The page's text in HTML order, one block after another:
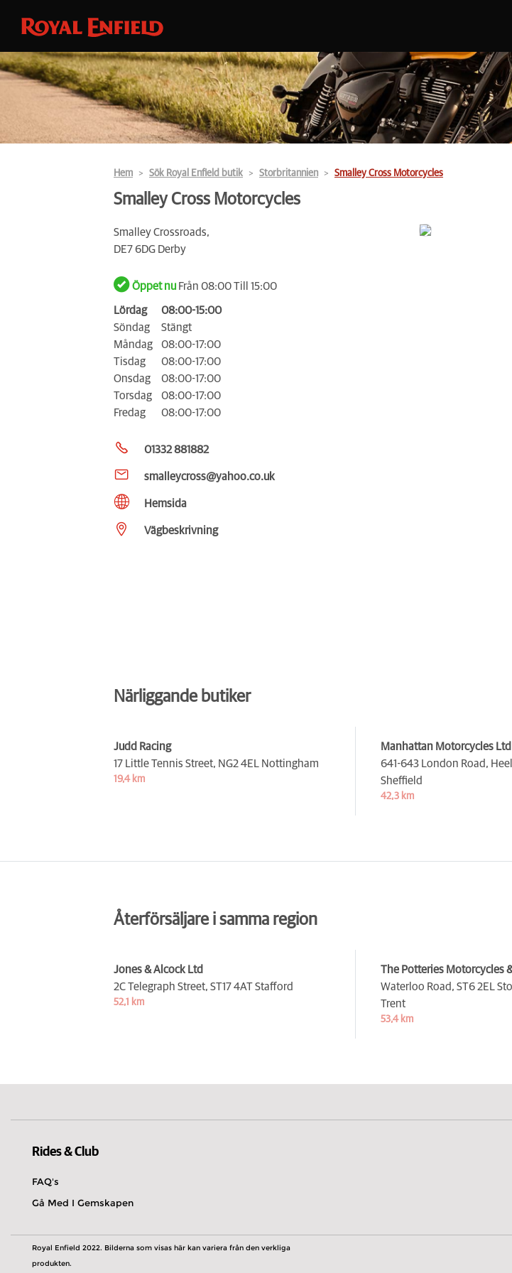
Hem Sök Royal Enfield butik Storbritannien Smalley Cross Motorcycles
Smalley Cross Motorcycles
Smalley Crossroads,
DE7 6DG Derby
Öppet nu Från 08:00 Till 15:00
Lördag
08:00-15:00
Söndag
Stängt
Måndag
08:00-17:00
Tisdag
08:00-17:00
Onsdag
08:00-17:00
Torsdag
08:00-17:00
Fredag
08:00-17:00
01332 881882
smalleycross@yahoo.co.uk
Hemsida
Vägbeskrivning
Närliggande butiker
Judd Racing
17 Little Tennis Street, NG2 4EL Nottingham
19,4 km
Manhattan Motorcycles Ltd
641-643 London Road,
Sheffield
42,3 km
Återförsäljare i samma region
Jones & Alcock Ltd
2C Telegraph Street, ST17 4AT Stafford
52,1 km
The Potteries Motorcycles
Waterloo Road, ST6 2EL
Trent
53,4 km
Rides & Club
FAQ's
Gå Med I Gemskapen
Royal Enfield 2022. Bilderna som visas här kan variera från den verkliga
produkten.